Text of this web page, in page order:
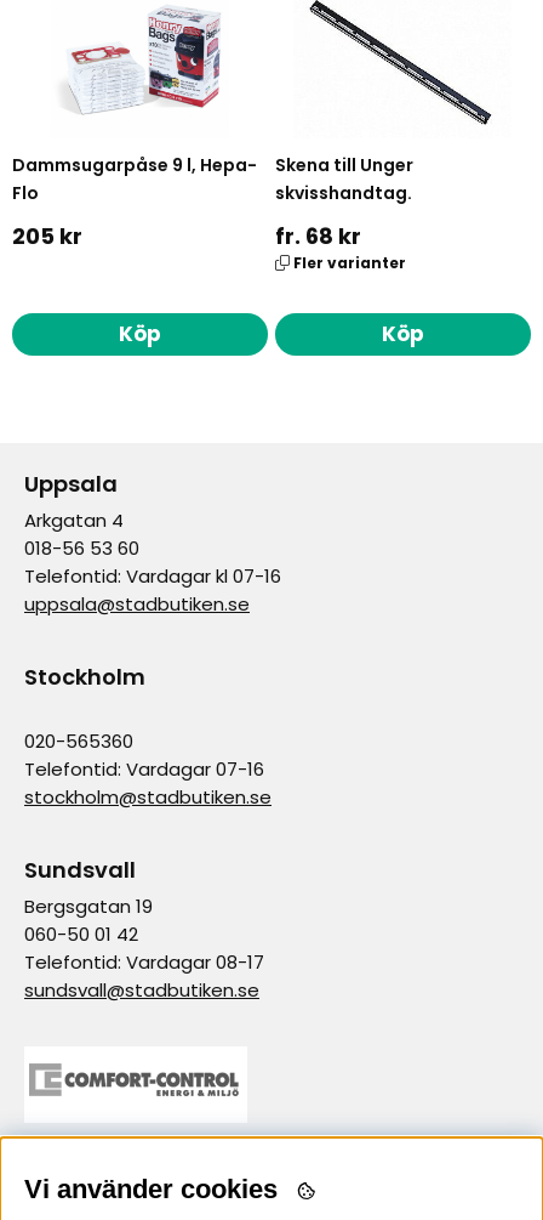
Dammsugarpåse 9 l, Hepa-
Flo
205 kr
Köp
Skena till Unger
skvisshandtag.
fr. 68 kr
Fler varianter
Köp
Uppsala
Arkgatan 4
018-56 53 60
Telefontid: Vardagar kl 07-16
uppsala@stadbutiken.se
Stockholm
020-565360
Telefontid: Vardagar 07-16
stockholm@stadbutiken.se
Sundsvall
Bergsgatan 19
060-50 01 42
Telefontid: Vardagar 08-17
sundsvall@stadbutiken.se
samarbetspartner
Vi använder cookies